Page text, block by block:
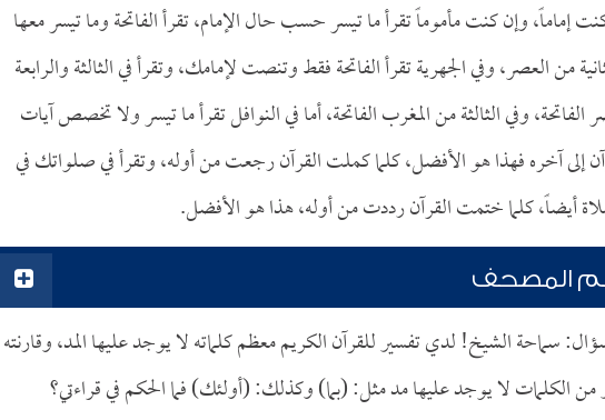
إماماً، وإن كنت مأموماً تقرأ ما تيسر حسب حال الإمام، تقرأ الفاتحة وما تيسر معها
من العصر، وفي الجهرية تقرأ الفاتحة فقط وتنصت لإمامك، وتقرأ في الثالثة والرابعة
الفاتحة، وفي الثالثة من المغرب الفاتحة، أما في النوافل تقرأ ما تيسر ولا تخصص آيات
إلى آخره فهذا هو الأفضل، كلما كملت القرآن رجعت من أوله، وتقرأ في صلواتك في
أيضاً، كلما ختمت القرآن رددت من أوله، هذا هو الأفضل.
المصحف
سماحة الشيخ! لدي تفسير للقرآن الكريم معظم كلماته لا يوجد عليها المد، وقارنته
الكلمات لا يوجد عليها مد مثل: (بما) وكذلك: (أولئك) فما الحكم في قراءتي؟